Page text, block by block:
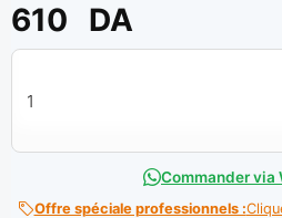
610 DA
quantité de Pince de masse 500
Commander via
Offre spéciale professionnels :